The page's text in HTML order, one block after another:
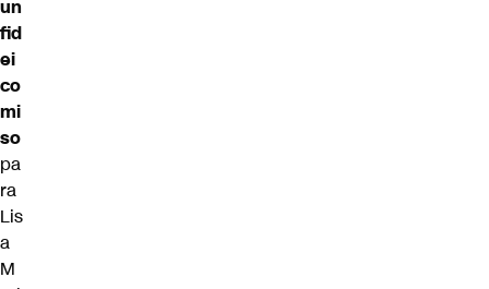
un
fid
ei
co
mi
so
pa
ra
Lis
a
M